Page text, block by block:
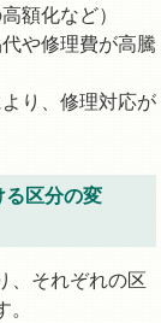
額化など）
や修理費が高騰
り、修理対応が
る区分の変
、それぞれの区